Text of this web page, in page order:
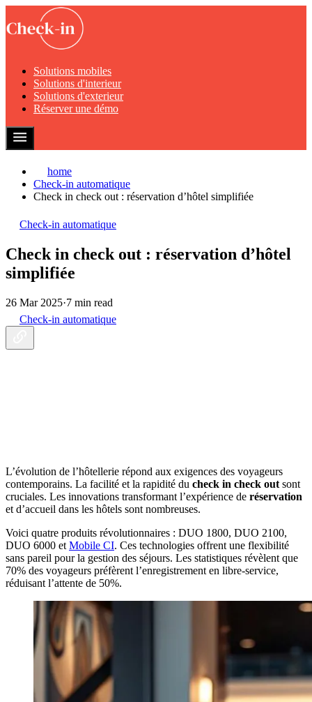
Solutions mobiles
Solutions d'interieur
Solutions d'exterieur
Réserver une démo
home
Check-in automatique
Check in check out : réservation d’hôtel simplifiée
Check-in automatique
Check in check out : réservation d’hôtel
simplifiée
26 Mar 2025·7 min read
Check-in automatique
L’évolution de l’hôtellerie répond aux exigences des voyageurs
contemporains. La facilité et la rapidité du check in check out sont
cruciales. Les innovations transformant l’expérience de réservation
et d’accueil dans les hôtels sont nombreuses.
Voici quatre produits révolutionnaires : DUO 1800, DUO 2100,
DUO 6000 et Mobile CI. Ces technologies offrent une flexibilité
sans pareil pour la gestion des séjours. Les statistiques révèlent que
70% des voyageurs préfèrent l’enregistrement en libre-service,
réduisant l’attente de 50%.